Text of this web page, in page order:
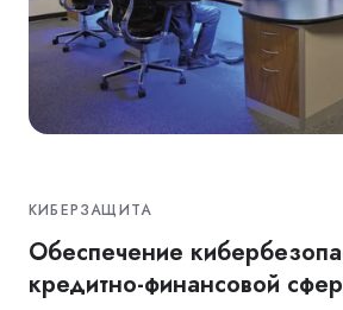
КИБЕРЗАЩИТА
Обеспечение
кредитно-финансовой